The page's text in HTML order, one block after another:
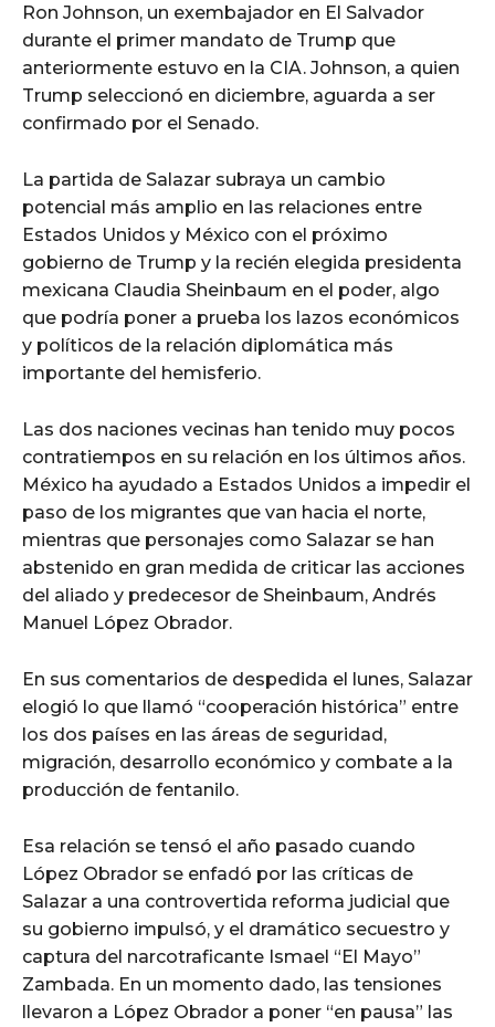
Ron Johnson, un exembajador en El Salvador
durante el primer mandato de Trump que
anteriormente estuvo en la CIA. Johnson, a quien
Trump seleccionó en diciembre, aguarda a ser
confirmado por el Senado.
La partida de Salazar subraya un cambio
potencial más amplio en las relaciones entre
Estados Unidos y México con el próximo
gobierno de Trump y la recién elegida presidenta
mexicana Claudia Sheinbaum en el poder, algo
que podría poner a prueba los lazos económicos
y políticos de la relación diplomática más
importante del hemisferio.
Las dos naciones vecinas han tenido muy pocos
contratiempos en su relación en los últimos años.
México ha ayudado a Estados Unidos a impedir el
paso de los migrantes que van hacia el norte,
mientras que personajes como Salazar se han
abstenido en gran medida de criticar las acciones
del aliado y predecesor de Sheinbaum, Andrés
Manuel López Obrador.
En sus comentarios de despedida el lunes, Salazar
elogió lo que llamó “cooperación histórica” entre
los dos países en las áreas de seguridad,
migración, desarrollo económico y combate a la
producción de fentanilo.
Esa relación se tensó el año pasado cuando
López Obrador se enfadó por las críticas de
Salazar a una controvertida reforma judicial que
su gobierno impulsó, y el dramático secuestro y
captura del narcotraficante Ismael “El Mayo”
Zambada. En un momento dado, las tensiones
llevaron a López Obrador a poner “en pausa” las